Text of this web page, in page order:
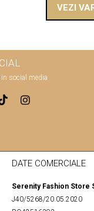
VEZI
in social media
DATE COMERCIALE
Serenity Fashion Store
J40/5268/20.05.2020